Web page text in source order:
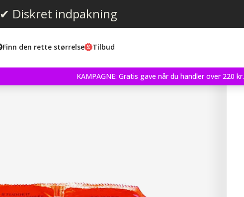
✔ Diskret indpakning
Finn den rette størrelse Tilbud
KAMPAGNE: Gratis gave når du handler over 220 kr.